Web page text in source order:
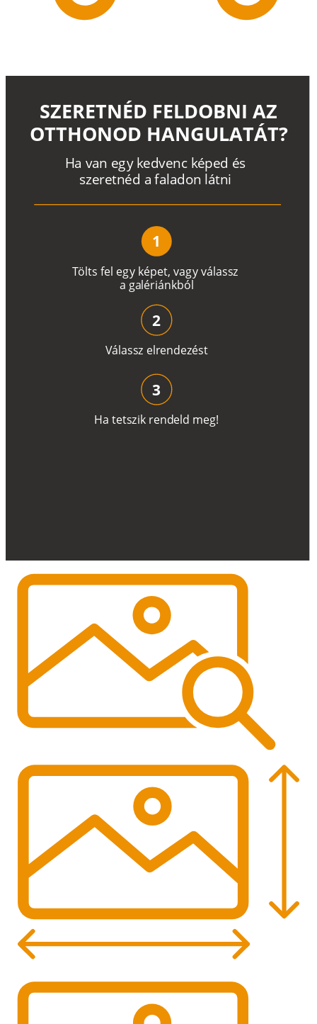
Tölts fel egy képet, vagyválassz
a galériánkból
Ha van egy kedvenc képed és
szeretnéd a faladon látni
SZERETNÉD FELDOBNI AZ
OTTHONOD HANGULATÁT?
1
Válassz elrendezést
2
Ha tetszik rendeld meg!
3